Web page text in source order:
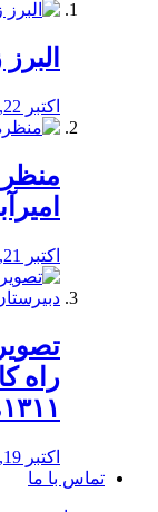
البرز
اکتبر 22, 2019
اکتبر 21, 2019
راه
۱۳۱۱ه ش
اکتبر 19, 2019
تماس با ما